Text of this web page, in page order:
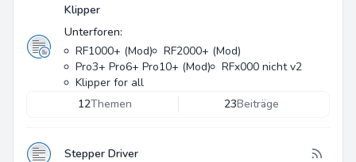
Klipper
Unterforen:
RF1000+ (Mod)
RF2000+ (Mod)
Pro3+ Pro6+ Pro10+ (Mod)
RFx000 nicht v2
Klipper for all
12Themen 23Beiträge
Stepper Driver